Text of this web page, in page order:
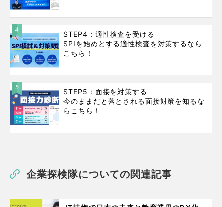
4
STEP4：適性検査を受ける
SPIを始めとする適性検査を対策するなら
こちら！
5
STEP5：面接を対策する
今のままだと落とされる面接対策を知るな
らこちら！
企業探検隊についての関連記事